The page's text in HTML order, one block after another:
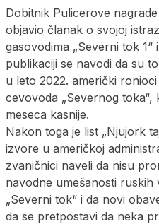
Dobitnik Pulicerove
objavio članak o svojoj
gasovodima „Severni tok
publikaciji se navodi da su
u leto 2022. američki
cevovoda „Severnog
meseca kasnije.
Nakon toga je list „Njujork
izvore u američkoj
zvaničnici naveli da nisu
navodne umešanosti ruskih
„Severni tok“ i da novi
da se pretpostavi da neka